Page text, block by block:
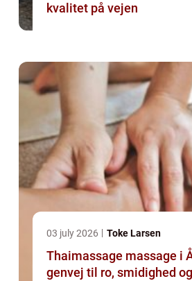
kvalitet på vejen
03 july 2026 Toke Larsen
Thaimassage massage i
genvej til ro, smidighed